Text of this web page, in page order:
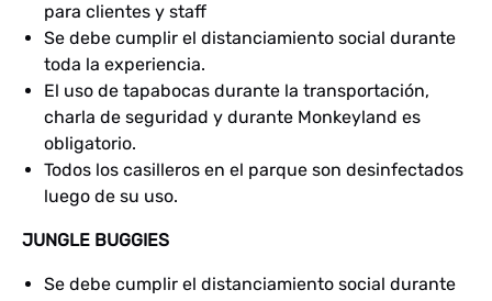
para clientes y staff
Se debe cumplir el distanciamiento social durante
toda la experiencia.
El uso de tapabocas durante la transportación,
charla de seguridad y durante Monkeyland es
obligatorio.
Todos los casilleros en el parque son desinfectados
luego de su uso.
JUNGLE BUGGIES
Se debe cumplir el distanciamiento social durante